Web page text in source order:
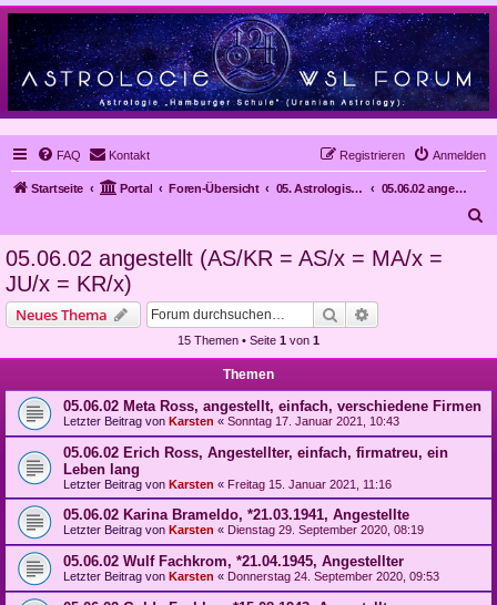
FAQ Kontakt Anmelden
Registrieren
Startseite Portal Foren-Übersicht 05. Astrologische Gutachten
05.06.02 angestellt (AS/KR = AS/x = MA/x = JU/x = KR/x)
05.06.02 angestellt (AS/KR = AS/x = MA/x =
JU/x = KR/x)
Neues Thema Suche
15 Themen • Seite 1 von 1
Themen
05.06.02 Meta Ross, angestellt, einfach, verschiedene Firmen
Letzter Beitrag von Karsten « Sonntag 17. Januar 2021, 10:43
05.06.02 Erich Ross, Angestellter, einfach, firmatreu, ein
Leben lang
Letzter Beitrag von Karsten « Freitag 15. Januar 2021, 11:16
05.06.02 Karina Brameldo, *21.03.1941, Angestellte
Letzter Beitrag von Karsten « Dienstag 29. September 2020, 08:19
05.06.02 Wulf Fachkrom, *21.04.1945, Angestellter
Letzter Beitrag von Karsten « Donnerstag 24. September 2020, 09:53